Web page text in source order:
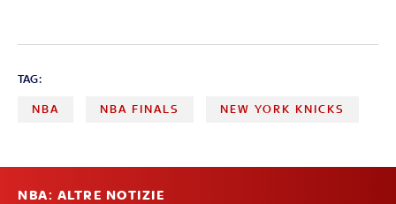
TAG:
NBA NBA FINALS NEW YORK KNICKS
NBA: ALTRE NOTIZIE